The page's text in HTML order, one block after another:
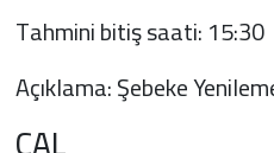
Tahmini bitiş saati: 15:30
Açıklama: Şebeke